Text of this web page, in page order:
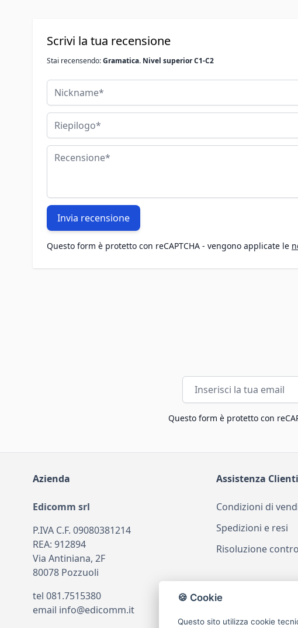
Scrivi la tua recensione
Stai recensendo:Gramatica. Nivel superior C1-C2
Nickname
Riepilogo
Recensione
Invia recensione
Questo form è protetto con reCAPTCHA - vengono applicate le
Indirizzo email
Questo form è protetto con
Azienda
Edicomm srl
P.IVA C.F. 09080381214
REA: 912894
Via Antiniana, 2F
80078 Pozzuoli
tel 081.7515380
email info@edicomm.it
Assistenza Clienti
Condizioni di
Spedizioni e resi
Risoluzione
🍪 Cookie
Questo sito utilizza cookie